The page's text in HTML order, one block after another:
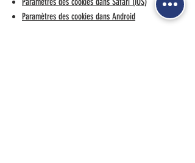
Paramètres des cookies dans Android